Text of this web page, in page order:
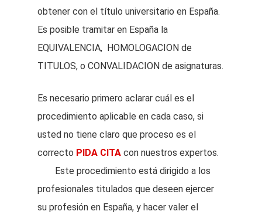
obtener con el título universitario en España.
Es posible tramitar en España la
EQUIVALENCIA, HOMOLOGACION de
TITULOS, o CONVALIDACION de asignaturas.
Es necesario primero aclarar cuál es el
procedimiento aplicable en cada caso, si
usted no tiene claro que proceso es el
correcto PIDA CITA con nuestros expertos.
Este procedimiento está dirigido a los
profesionales titulados que deseen ejercer
su profesión en España, y hacer valer el